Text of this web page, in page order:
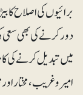
برائیوں کی اصلاح کا
دور کرنے کی بھی
میں تبدیل کرنے کی
امیر و غریب ،